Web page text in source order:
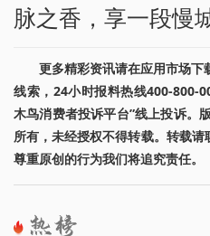
脉之香，享一段慢
更多精彩资讯请在应用市场下
线索，24小时报料热线400-800-
木鸟消费者投诉平台”线上投诉。
所有，未经授权不得转载。转载
尊重原创的行为我们将追究责任。